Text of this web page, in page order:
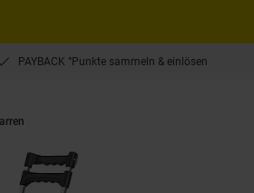
PAYBACK °Punkte sammeln & einlösen